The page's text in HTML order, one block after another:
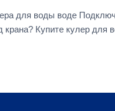
для воды воде
крана? Купите кулер для